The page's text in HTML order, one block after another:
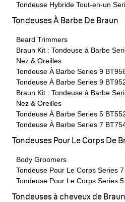
Tondeuse Hybride Tout-en-un
Tondeuses À Barbe De Braun
Beard Trimmers
Braun Kit : Tondeuse à Barbe
Nez & Oreilles
Tondeuse À Barbe Series 9
Tondeuse À Barbe Series 9
Braun Kit : Tondeuse à Barbe
Nez & Oreilles
Tondeuse À Barbe Series 5
Tondeuse À Barbe Series 7
Tondeuses Pour Le Corps De
Body Groomers
Tondeuse Pour Le Corps Series
Tondeuse Pour Le Corps Series
Tondeuses à cheveux de Braun